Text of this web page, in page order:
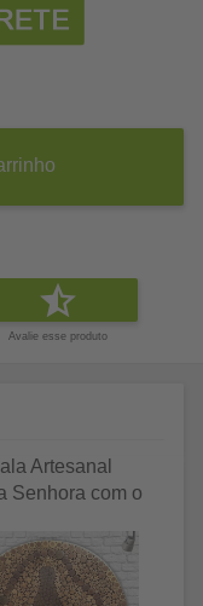
Avalie esse produto
Artesanal
Senhora com o